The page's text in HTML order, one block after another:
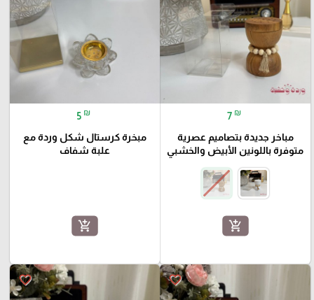
7 ₪
مباخر جديدة بتصاميم عصرية
متوفرة باللونين الأبيض والخشبي
add_shopping_cart
5 ₪
مبخرة كرستال شكل وردة مع
علبة شفاف
add_shopping_cart
favorite_border
favorite_border